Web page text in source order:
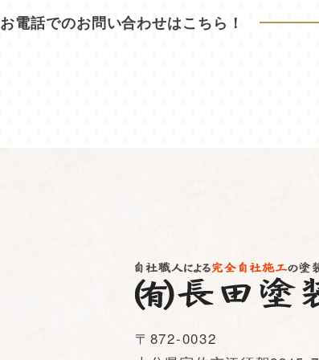
お電話でのお問い合わせはこちら！
〒872-0032